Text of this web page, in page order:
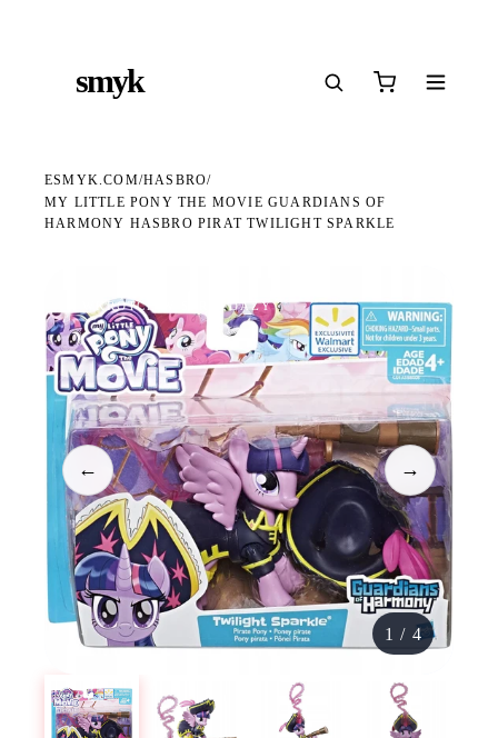
smyk
ESMYK.COM/HASBRO/
MY LITTLE PONY THE MOVIE GUARDIANS OF
HARMONY HASBRO PIRAT TWILIGHT SPARKLE
WKRÓTCE W SPRZEDAŻY
← →
1 / 4